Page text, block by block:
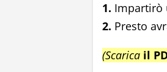
1. Impartirò
2. Presto
(Scarica il